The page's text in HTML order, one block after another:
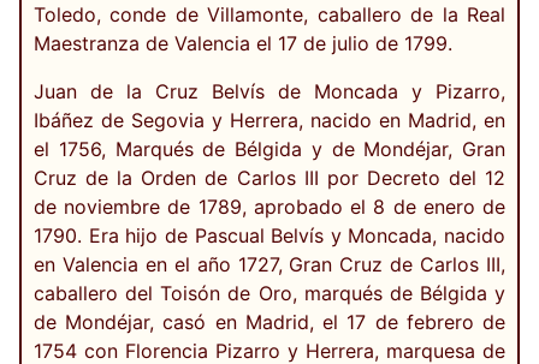
Toledo, conde de Villamonte, caballero de la Real
Maestranza de Valencia el 17 de julio de 1799.
Juan de la Cruz Belvís de Moncada y Pizarro,
Ibáñez de Segovia y Herrera, nacido en Madrid, en
el 1756, Marqués de Bélgida y de Mondéjar, Gran
Cruz de la Orden de Carlos III por Decreto del 12
de noviembre de 1789, aprobado el 8 de enero de
1790. Era hijo de Pascual Belvís y Moncada, nacido
en Valencia en el año 1727, Gran Cruz de Carlos III,
caballero del Toisón de Oro, marqués de Bélgida y
de Mondéjar, casó en Madrid, el 17 de febrero de
1754 con Florencia Pizarro y Herrera, marquesa de